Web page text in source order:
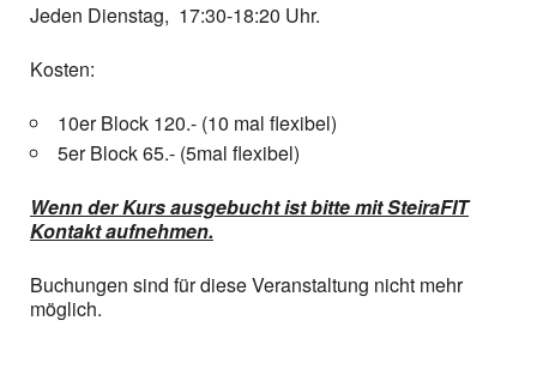
Jeden Dienstag, 17:30-18:20 Uhr.
Kosten:
10er Block 120.- (10 mal flexibel)
5er Block 65.- (5mal flexibel)
Wenn der Kurs ausgebucht ist bitte mit SteiraFIT
Kontakt aufnehmen.
Buchungen sind für diese Veranstaltung nicht mehr
möglich.